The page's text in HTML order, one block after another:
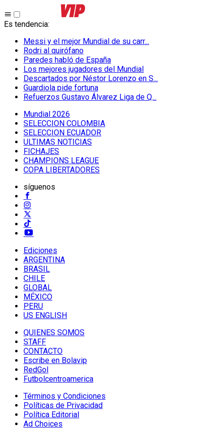
Es tendencia:
Messi y el mejor Mundial de su carr...
Rodri al quirófano
Paredes habló de España
Los mejores jugadores del Mundial
Descartados por Néstor Lorenzo en S...
Guardiola pide fortuna
Refuerzos Gustavo Álvarez Liga de Q...
Mundial 2026
SELECCION COLOMBIA
SELECCION ECUADOR
ULTIMAS NOTICIAS
FICHAJES
CHAMPIONS LEAGUE
COPA LIBERTADORES
síguenos
Ediciones
ARGENTINA
BRASIL
CHILE
GLOBAL
MÉXICO
PERU
US ENGLISH
QUIENES SOMOS
STAFF
CONTACTO
Escribe en Bolavip
RedGol
Futbolcentroamerica
Términos y Condiciones
Políticas de Privacidad
Política Editorial
Ad Choices